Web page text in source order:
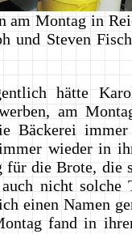
am Montag in
und Steven
hätte
am
Bäckerei
wieder in
für die Brote, die
nicht solche
einen Namen
fand in